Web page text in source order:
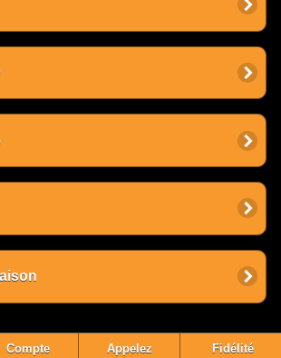
Compte Appelez Fidélité